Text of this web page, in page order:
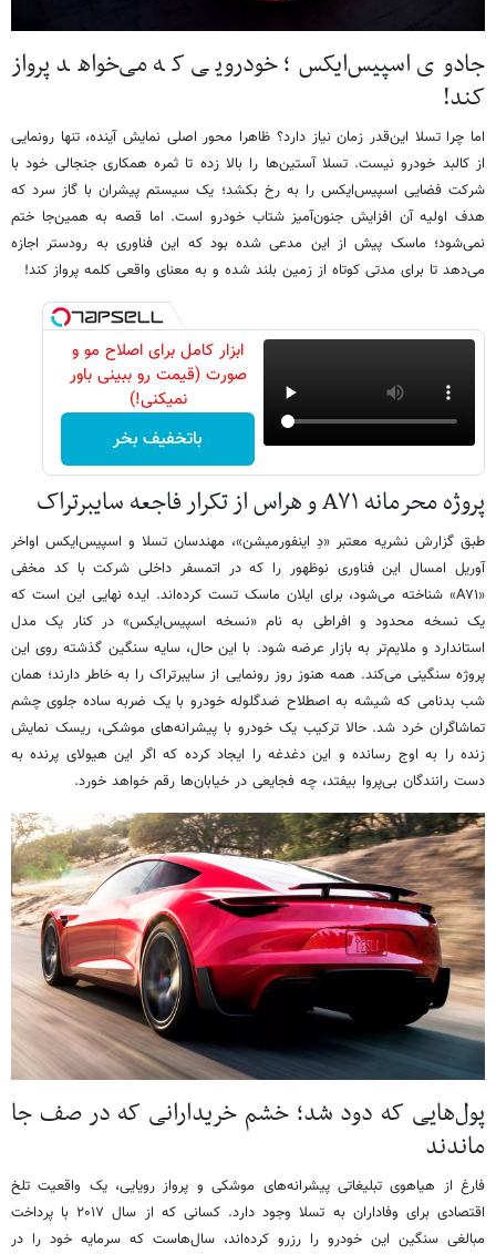
جادوی اسپیس‌ایکس؛ خودرویی که می‌خواهد پرواز
کند!
اما چرا تسلا این‌قدر زمان نیاز دارد؟ ظاهرا محور اصلی نمایش آینده، تنها رونمایی
از کالبد خودرو نیست. تسلا آستین‌ها را بالا زده تا ثمره همکاری جنجالی خود با
شرکت فضایی اسپیس‌ایکس را به رخ بکشد؛ یک سیستم پیشران با گاز سرد که
هدف اولیه آن افزایش جنون‌آمیز شتاب خودرو است. اما قصه به همین‌جا ختم
نمی‌شود؛ ماسک پیش از این مدعی شده بود که این فناوری به رودستر اجازه
می‌دهد تا برای مدتی کوتاه از زمین بلند شده و به معنای واقعی کلمه پرواز کند!
ابزار کامل برای اصلاح مو و
صورت (قیمت رو ببینی باور
نمیکنی!)
باتخفیف بخر
پروژه محرمانه A۷۱ و هراس از تکرار فاجعه سایبرتراک
طبق گزارش نشریه معتبر «دِ اینفورمیشن»، مهندسان تسلا و اسپیس‌ایکس اواخر
آوریل امسال این فناوری نوظهور را که در اتمسفر داخلی شرکت با کد مخفی
«A۷۱» شناخته می‌شود، برای ایلان ماسک تست کرده‌اند. ایده نهایی این است که
یک نسخه محدود و افراطی به نام «نسخه اسپیس‌ایکس» در کنار یک مدل
استاندارد و ملایم‌تر به بازار عرضه شود. با این حال، سایه سنگین گذشته روی این
پروژه سنگینی می‌کند. همه هنوز روز رونمایی از سایبرتراک را به خاطر دارند؛ همان
شب بدنامی که شیشه به اصطلاح ضدگلوله خودرو با یک ضربه ساده جلوی چشم
تماشاگران خرد شد. حالا ترکیب یک خودرو با پیشرانه‌های موشکی، ریسک نمایش
زنده را به اوج رسانده و این دغدغه را ایجاد کرده که اگر این هیولای پرنده به
دست رانندگان بی‌پروا بیفتد، چه فجایعی در خیابان‌ها رقم خواهد خورد.
پول‌هایی که دود شد؛ خشم خریدارانی که در صف جا
ماندند
فارغ از هیاهوی تبلیغاتی پیشرانه‌های موشکی و پرواز رویایی، یک واقعیت تلخ
اقتصادی برای وفاداران به تسلا وجود دارد. کسانی که از سال ۲۰۱۷ با پرداخت
مبالغی سنگین این خودرو را رزرو کرده‌اند، سال‌هاست که سرمایه خود را در